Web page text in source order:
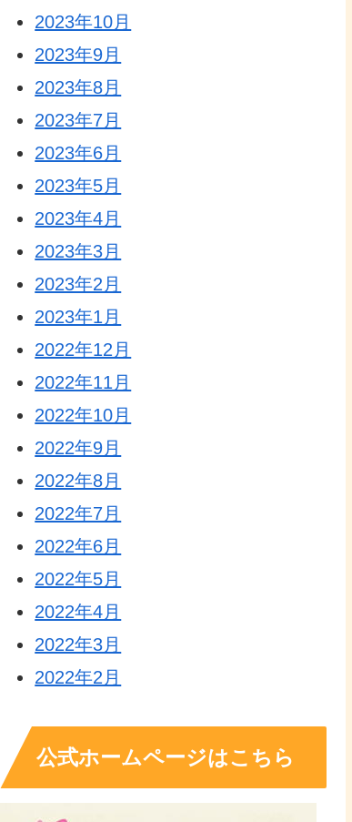
2023年10月
2023年9月
2023年8月
2023年7月
2023年6月
2023年5月
2023年4月
2023年3月
2023年2月
2023年1月
2022年12月
2022年11月
2022年10月
2022年9月
2022年8月
2022年7月
2022年6月
2022年5月
2022年4月
2022年3月
2022年2月
公式ホームページはこちら